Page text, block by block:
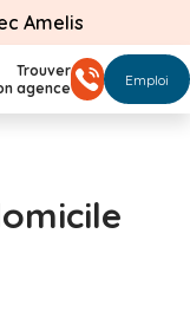
Amelis
Trouver
agence
Emploi